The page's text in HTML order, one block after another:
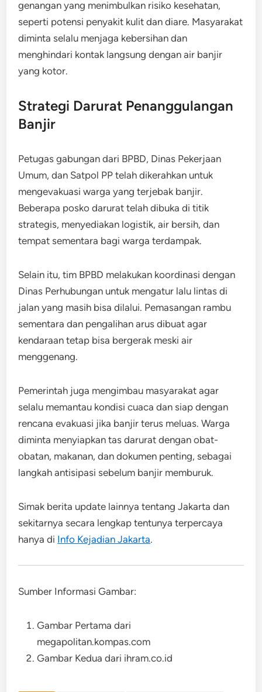
genangan yang menimbulkan risiko kesehatan,
seperti potensi penyakit kulit dan diare. Masyarakat
diminta selalu menjaga kebersihan dan
menghindari kontak langsung dengan air banjir
yang kotor.
Strategi Darurat Penanggulangan
Banjir
Petugas gabungan dari BPBD, Dinas Pekerjaan
Umum, dan Satpol PP telah dikerahkan untuk
mengevakuasi warga yang terjebak banjir.
Beberapa posko darurat telah dibuka di titik
strategis, menyediakan logistik, air bersih, dan
tempat sementara bagi warga terdampak.
Selain itu, tim BPBD melakukan koordinasi dengan
Dinas Perhubungan untuk mengatur lalu lintas di
jalan yang masih bisa dilalui. Pemasangan rambu
sementara dan pengalihan arus dibuat agar
kendaraan tetap bisa bergerak meski air
menggenang.
Pemerintah juga mengimbau masyarakat agar
selalu memantau kondisi cuaca dan siap dengan
rencana evakuasi jika banjir terus meluas. Warga
diminta menyiapkan tas darurat dengan obat-
obatan, makanan, dan dokumen penting, sebagai
langkah antisipasi sebelum banjir memburuk.
Simak berita update lainnya tentang Jakarta dan
sekitarnya secara lengkap tentunya terpercaya
hanya di Info Kejadian Jakarta.
Sumber Informasi Gambar:
Gambar Pertama dari
megapolitan.kompas.com
Gambar Kedua dari ihram.co.id